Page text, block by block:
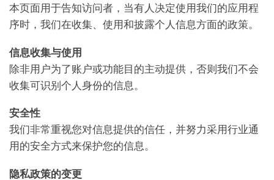
本页面用于告知访问者，当有人决定使用我们的应用程
序时，我们在收集、使用和披露个人信息方面的政策。
信息收集与使用
除非用户为了账户或功能目的主动提供，否则我们不会
收集可识别个人身份的信息。
安全性
我们非常重视您对信息提供的信任，并努力采用行业通
用的安全方式来保护您的信息。
隐私政策的变更